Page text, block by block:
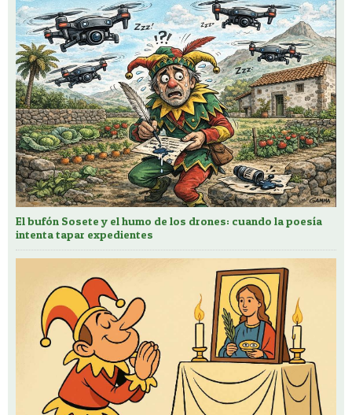
El bufón Sosete y el humo de los drones: cuando la poesía
intenta tapar expedientes